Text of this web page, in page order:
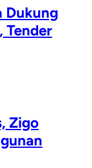
Dukung
Tender
Zigo